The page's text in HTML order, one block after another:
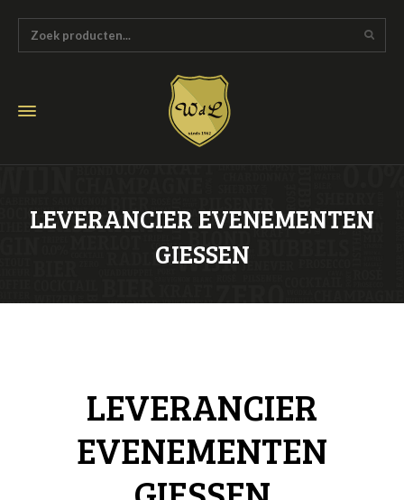
LEVERANCIER EVENEMENTEN
GIESSEN
LEVERANCIER
EVENEMENTEN